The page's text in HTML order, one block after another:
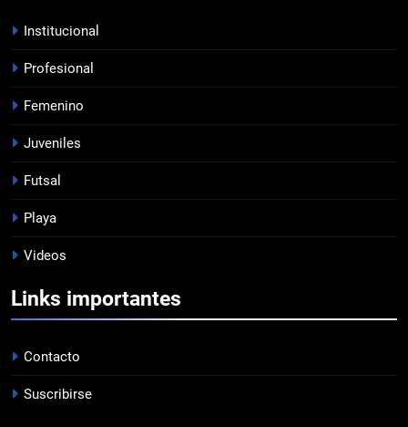
7
8
1
PROFESIONAL
Institucional
Profesional
Femenino
Juveniles
Futsal
Playa
Videos
Links importantes
Contacto
Suscribirse